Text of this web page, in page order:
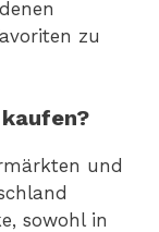
zu
und
sowohl in